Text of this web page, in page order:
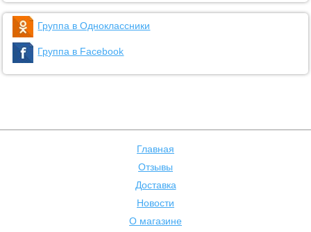
Группа в Одноклассники
Группа в Facebook
Главная
Отзывы
Доставка
Новости
О магазине